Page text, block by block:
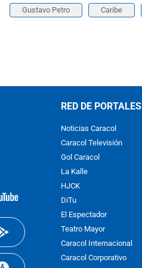
Gustavo Petro Caribe
youtube-
RED DE PORTALES
Noticias Caracol
Caracol Televisión
Gol Caracol
La Kalle
HJCK
DiTu
El Espectador
Teatro Mayor
Caracol Internacional
Caracol Corporativo